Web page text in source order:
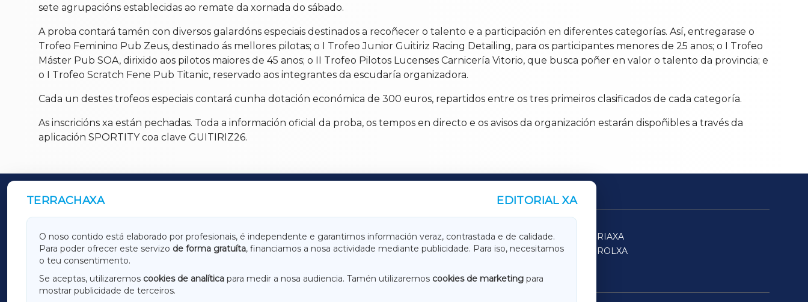
sete agrupacións establecidas ao remate da xornada do sábado.
A proba contará tamén con diversos galardóns especiais destinados a recoñecer o talento e a participación en diferentes categorías. Así, entregarase o
Trofeo Feminino Pub Zeus, destinado ás mellores pilotas; o I Trofeo Junior Guitiriz Racing Detailing, para os participantes menores de 25 anos; o I Trofeo
Máster Pub SOA, dirixido aos pilotos maiores de 45 anos; o II Trofeo Pilotos Lucenses Carnicería Vitorio, que busca poñer en valor o talento da provincia; e
o I Trofeo Scratch Fene Pub Titanic, reservado aos integrantes da escudaría organizadora.
Cada un destes trofeos especiais contará cunha dotación económica de 300 euros, repartidos entre os tres primeiros clasificados de cada categoría.
As inscricións xa están pechadas. Toda a información oficial da proba, os tempos en directo e os avisos da organización estarán dispoñibles a través da
aplicación SPORTITY coa clave GUITIRIZ26.
TERRACHAXA EDITORIAL XA
O noso contido está elaborado por profesionais, é independente e garantimos información veraz, contrastada e de calidade.
Para poder ofrecer este servizo de forma gratuíta, financiamos a nosa actividade mediante publicidade. Para iso, necesitamos
o teu consentimento.
Se aceptas, utilizaremos cookies de analítica para medir a nosa audiencia. Tamén utilizaremos cookies de marketing para
mostrar publicidade de terceiros.
OUTROS PERIÓDICOS
GALICIAXA LUGOXA TERRACHAXA
SARRIAXA
AMARIÑAXA
RIBEIRASACRAXA ACORUÑAXA
FERROLXA
OURENSEXA